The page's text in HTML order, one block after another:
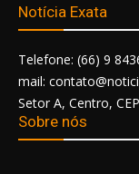
Notícia Exata
Telefone: (66) 9
mail:
Setor A, Centro,
Sobre nós